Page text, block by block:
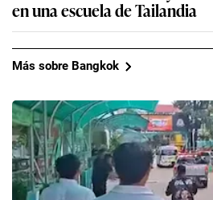
en una escuela de Tailandia
Más sobre Bangkok